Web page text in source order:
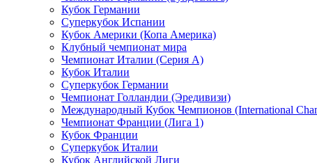
Кубок Германии
Суперкубок Испании
Кубок Америки (Копа Америка)
Клубный чемпионат мира
Чемпионат Италии (Серия А)
Кубок Италии
Суперкубок Германии
Чемпионат Голландии (Эредивизи)
Международный Кубок Чемпионов (International
Чемпионат Франции (Лига 1)
Кубок Франции
Суперкубок Италии
Кубок Английской Лиги